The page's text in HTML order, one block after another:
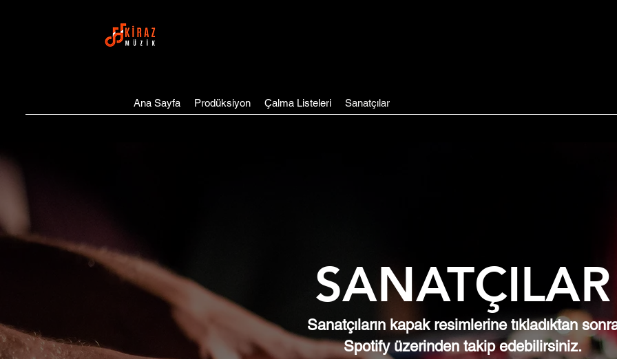
Ana Sayfa Prodüksiyon Çalma Listeleri Sanatçılar
SANATÇILAR
Sanatçıların kapak resimlerine tıkladıktan
Spotify üzerinden takip edebilirsiniz.